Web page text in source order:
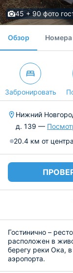
45 + 90 фото
Обзор Номера
Забронировать
Нижний
д. 139 —
20.4 км от
Гостинично –
расположен в
берегу реки Ока,
аэропорта.